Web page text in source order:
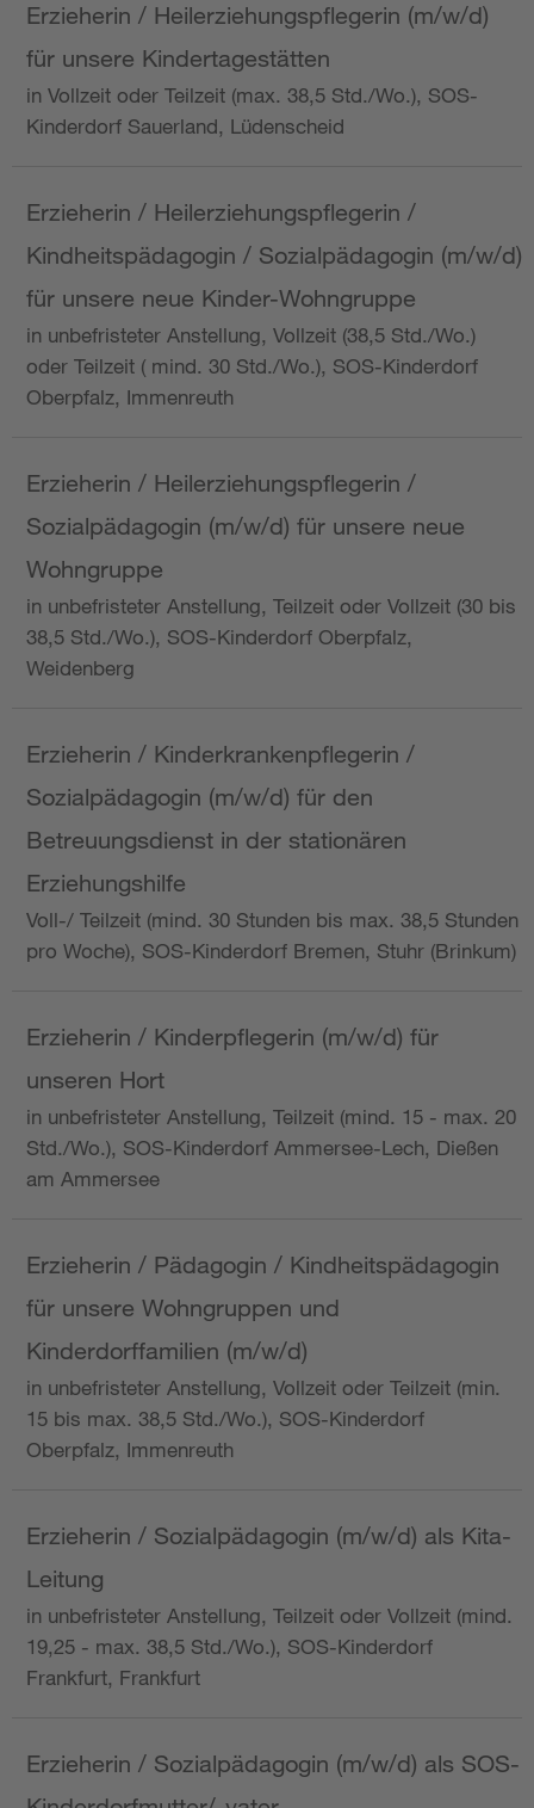
Erzieherin / Heilerziehungspflegerin (m/w/d)
für unsere Kindertagestätten
in Vollzeit oder Teilzeit (max. 38,5 Std./Wo.), SOS-
Kinderdorf Sauerland, Lüdenscheid
Erzieherin / Heilerziehungspflegerin /
Kindheitspädagogin / Sozialpädagogin (m/w/d)
für unsere neue Kinder-Wohngruppe
in unbefristeter Anstellung, Vollzeit (38,5 Std./Wo.)
oder Teilzeit ( mind. 30 Std./Wo.), SOS-Kinderdorf
Oberpfalz, Immenreuth
Erzieherin / Heilerziehungspflegerin /
Sozialpädagogin (m/w/d) für unsere neue
Wohngruppe
in unbefristeter Anstellung, Teilzeit oder Vollzeit (30 bis
38,5 Std./Wo.), SOS-Kinderdorf Oberpfalz,
Weidenberg
Erzieherin / Kinderkrankenpflegerin /
Sozialpädagogin (m/w/d) für den
Betreuungsdienst in der stationären
Erziehungshilfe
Voll-/ Teilzeit (mind. 30 Stunden bis max. 38,5 Stunden
pro Woche), SOS-Kinderdorf Bremen, Stuhr (Brinkum)
Erzieherin / Kinderpflegerin (m/w/d) für
unseren Hort
in unbefristeter Anstellung, Teilzeit (mind. 15 - max. 20
Std./Wo.), SOS-Kinderdorf Ammersee-Lech, Dießen
am Ammersee
Erzieherin / Pädagogin / Kindheitspädagogin
für unsere Wohngruppen und
Kinderdorffamilien (m/w/d)
in unbefristeter Anstellung, Vollzeit oder Teilzeit (min.
15 bis max. 38,5 Std./Wo.), SOS-Kinderdorf
Oberpfalz, Immenreuth
Erzieherin / Sozialpädagogin (m/w/d) als Kita-
Leitung
in unbefristeter Anstellung, Teilzeit oder Vollzeit (mind.
19,25 - max. 38,5 Std./Wo.), SOS-Kinderdorf
Frankfurt, Frankfurt
Erzieherin / Sozialpädagogin (m/w/d) als SOS-